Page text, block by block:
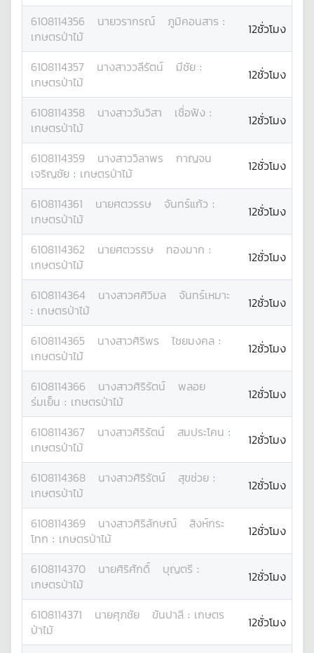
6108114356 นายวรากรณ์ ภูมิคอนสาร :
เกษตรป่าไม้
12ชั่วโมง
6108114357 นางสาววลีรัตน์ มีชัย :
เกษตรป่าไม้
12ชั่วโมง
6108114358 นางสาววันวิสา เชื่อฟัง :
เกษตรป่าไม้
12ชั่วโมง
6108114359 นางสาววิลาพร
กาญจน
เจริญชัย : เกษตรป่าไม้ 12ชั่วโมง
6108114361 นายศตวรรษ จันทร์แก้ว :
เกษตรป่าไม้
12ชั่วโมง
6108114362 นายศตวรรษ ทองมาก :
เกษตรป่าไม้
12ชั่วโมง
6108114364 นางสาวศศิวิมล
จันทร์เหมาะ
: เกษตรป่าไม้ 12ชั่วโมง
6108114365 นางสาวศิริพร ไชยมงคล :
เกษตรป่าไม้
12ชั่วโมง
6108114366 นางสาวศิริรัตน์
พลอย
ร่มเย็น : เกษตรป่าไม้ 12ชั่วโมง
6108114367 นางสาวศิริรัตน์ สมประโคน :
เกษตรป่าไม้
12ชั่วโมง
6108114368 นางสาวศิริรัตน์ สุขช่วย :
เกษตรป่าไม้
12ชั่วโมง
6108114369 นางสาวศิริลักษณ์
สิงห์กระ
โทก : เกษตรป่าไม้ 12ชั่วโมง
6108114370 นายศิริศักดิ์ บุญตรี :
เกษตรป่าไม้
12ชั่วโมง
6108114371 นายศุภชัย ขันปาลี : เกษตร
ป่าไม้
12ชั่วโมง